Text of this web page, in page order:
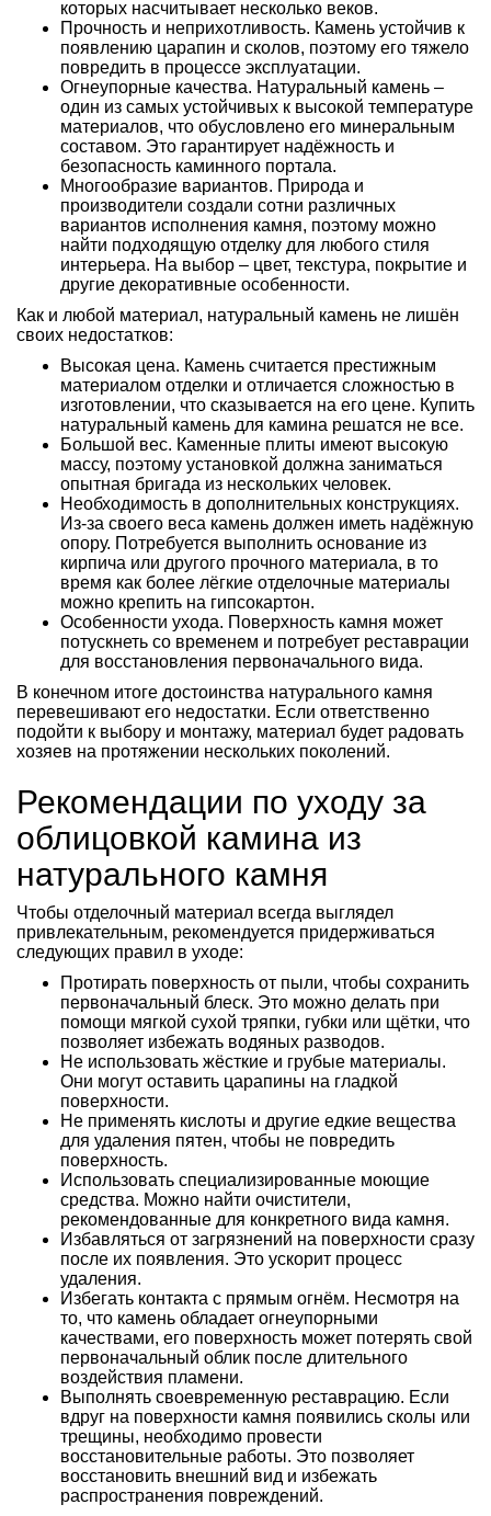
которых насчитывает несколько веков.
Прочность и неприхотливость. Камень устойчив к
появлению царапин и сколов, поэтому его тяжело
повредить в процессе эксплуатации.
Огнеупорные качества. Натуральный камень –
один из самых устойчивых к высокой температуре
материалов, что обусловлено его минеральным
составом. Это гарантирует надёжность и
безопасность каминного портала.
Многообразие вариантов. Природа и
производители создали сотни различных
вариантов исполнения камня, поэтому можно
найти подходящую отделку для любого стиля
интерьера. На выбор – цвет, текстура, покрытие и
другие декоративные особенности.
Как и любой материал, натуральный камень не лишён
своих недостатков:
Высокая цена. Камень считается престижным
материалом отделки и отличается сложностью в
изготовлении, что сказывается на его цене. Купить
натуральный камень для камина решатся не все.
Большой вес. Каменные плиты имеют высокую
массу, поэтому установкой должна заниматься
опытная бригада из нескольких человек.
Необходимость в дополнительных конструкциях.
Из-за своего веса камень должен иметь надёжную
опору. Потребуется выполнить основание из
кирпича или другого прочного материала, в то
время как более лёгкие отделочные материалы
можно крепить на гипсокартон.
Особенности ухода. Поверхность камня может
потускнеть со временем и потребует реставрации
для восстановления первоначального вида.
В конечном итоге достоинства натурального камня
перевешивают его недостатки. Если ответственно
подойти к выбору и монтажу, материал будет радовать
хозяев на протяжении нескольких поколений.
Рекомендации по уходу за
облицовкой камина из
натурального камня
Чтобы отделочный материал всегда выглядел
привлекательным, рекомендуется придерживаться
следующих правил в уходе:
Протирать поверхность от пыли, чтобы сохранить
первоначальный блеск. Это можно делать при
помощи мягкой сухой тряпки, губки или щётки, что
позволяет избежать водяных разводов.
Не использовать жёсткие и грубые материалы.
Они могут оставить царапины на гладкой
поверхности.
Не применять кислоты и другие едкие вещества
для удаления пятен, чтобы не повредить
поверхность.
Использовать специализированные моющие
средства. Можно найти очистители,
рекомендованные для конкретного вида камня.
Избавляться от загрязнений на поверхности сразу
после их появления. Это ускорит процесс
удаления.
Избегать контакта с прямым огнём. Несмотря на
то, что камень обладает огнеупорными
качествами, его поверхность может потерять свой
первоначальный облик после длительного
воздействия пламени.
Выполнять своевременную реставрацию. Если
вдруг на поверхности камня появились сколы или
трещины, необходимо провести
восстановительные работы. Это позволяет
восстановить внешний вид и избежать
распространения повреждений.